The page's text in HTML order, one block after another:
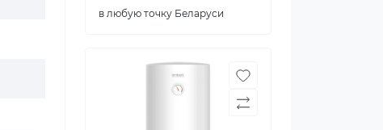
в любую точку Беларуси